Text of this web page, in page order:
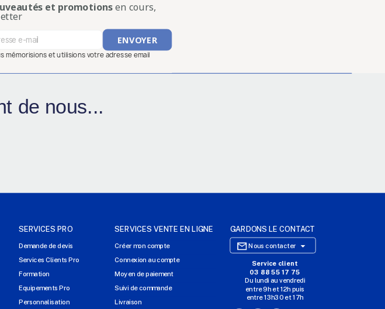
et promotionsen cours,
mémorisions et utilisions votre adresse email
de nous...
SERVICES PRO
Demande de devis
Services Clients Pro
Formation
Equipements Pro
Personnalisation
SERVICES VENTE EN LIGNE
Créer mon compte
Connexion au compte
Moyen de paiement
Suivi de commande
Livraison
GARDONS LE CONTACT
Nous contacter 
SITE E-COMMERCE
NOS AGENCES
MASSILLY CONSERVOR
Service client
03 88 55 17 75
Du lundi au vendredi
entre 9h et 12h puis
entre 13h30 et 17h